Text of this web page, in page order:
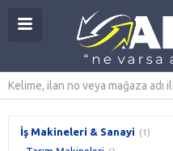
İş Makineleri & Sanayi (1)